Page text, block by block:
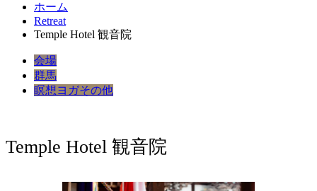
ホーム
Retreat
Temple Hotel 観音院
会場
群馬
瞑想ヨガその他
Temple Hotel 観音院